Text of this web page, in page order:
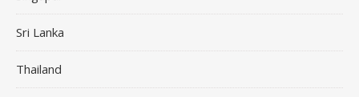
Sri Lanka
Thailand